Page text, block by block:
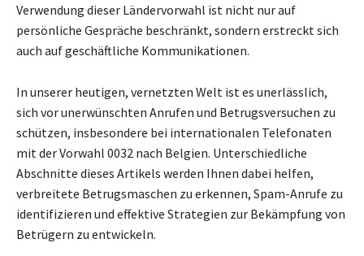
Verwendung dieser Ländervorwahl ist nicht nur auf
persönliche Gespräche beschränkt, sondern erstreckt sich
auch auf geschäftliche Kommunikationen.
In unserer heutigen, vernetzten Welt ist es unerlässlich,
sich vor unerwünschten Anrufen und Betrugsversuchen zu
schützen, insbesondere bei internationalen Telefonaten
mit der Vorwahl 0032 nach Belgien. Unterschiedliche
Abschnitte dieses Artikels werden Ihnen dabei helfen,
verbreitete Betrugsmaschen zu erkennen, Spam-Anrufe zu
identifizieren und effektive Strategien zur Bekämpfung von
Betrügern zu entwickeln.